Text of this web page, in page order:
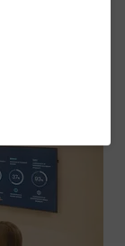
就可在线进行
相当不错的，
成人在线英语
。